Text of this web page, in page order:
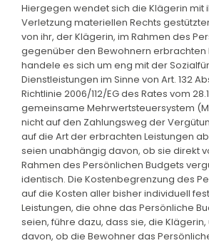
Hiergegen wendet sich die Klägerin mit
Verletzung materiellen Rechts
von ihr, der Klägerin, im Rahmen des
gegenüber den Bewohnern erbrachten
handele es sich um eng mit der
Dienstleistungen im Sinne von Art. 132
Richtlinie 2006/112/EG des Rates vom
gemeinsame Mehrwertsteuersystem
nicht auf den Zahlungsweg der
auf die Art der erbrachten Leistungen
seien unabhängig davon, ob sie direkt
Rahmen des Persönlichen Budgets
identisch. Die Kostenbegrenzung des
auf die Kosten aller bisher individuell
Leistungen, die ohne das Persönliche
seien, führe dazu, dass sie, die
davon, ob die Bewohner das